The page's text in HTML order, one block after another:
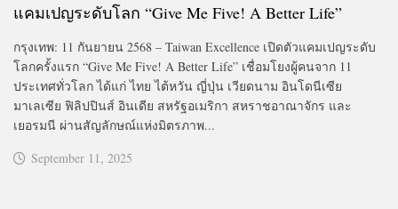
แคมเปญระดับโลก “Give Me Five! A Better Life”
กรุงเทพ: 11 กันยายน 2568 – Taiwan Excellence เปิดตัวแคมเปญระดับ
โลกครั้งแรก “Give Me Five! A Better Life” เชื่อมโยงผู้คนจาก 11
ประเทศทั่วโลก ได้แก่ ไทย ไต้หวัน ญี่ปุ่น เวียดนาม อินโดนีเซีย
มาเลเซีย ฟิลิปปินส์ อินเดีย สหรัฐอเมริกา สหราชอาณาจักร และ
เยอรมนี ผ่านสัญลักษณ์แห่งมิตรภาพ...
September 11, 2025